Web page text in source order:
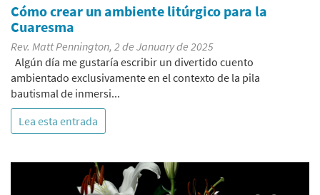
Cómo crear un ambiente litúrgico para la
Cuaresma
Rev. Matt Pennington, 2 de January de 2025
Algún día me gustaría escribir un divertido cuento
ambientado exclusivamente en el contexto de la pila
bautismal de inmersi...
Lea esta entrada